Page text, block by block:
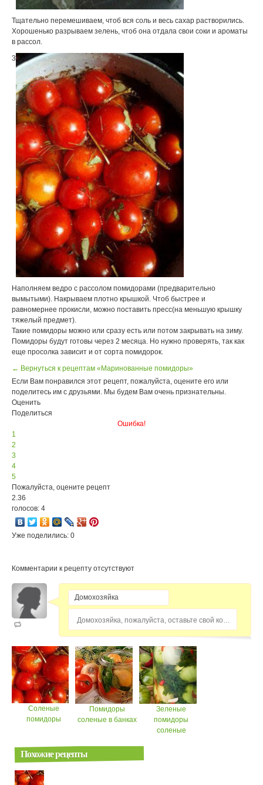
Тщательно перемешиваем, чтоб вся соль и весь сахар растворились.
Хорошенько разрываем зелень, чтоб она отдала свои соки и ароматы
в рассол.
3
Наполняем ведро с рассолом помидорами (предварительно
вымытыми). Накрываем плотно крышкой. Чтоб быстрее и
равномернее прокисли, можно поставить пресс(на меньшую крышку
тяжелый предмет).
Такие помидоры можно или сразу есть или потом закрывать на зиму.
Помидоры будут готовы через 2 месяца. Но нужно проверять, так как
еще просолка зависит и от сорта помидорок.
← Вернуться к рецептам «Маринованные помидоры»
Если Вам понравился этот рецепт, пожалуйста, оцените его или
поделитесь им с друзьями. Мы будем Вам очень признательны.
Оценить
Поделиться
Ошибка!
1
2
3
4
5
Пожалуйста, оцените рецепт
2.36
голосов: 4
Уже поделились: 0
Комментарии к рецепту отсутствуют
Соленые
помидоры
Помидоры
соленые в банках
Зеленые
помидоры
соленые
Похожие рецепты